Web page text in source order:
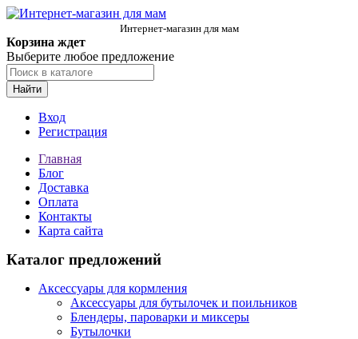
Интернет-магазин для мам
Корзина ждет
Выберите любое предложение
Найти
Вход
Регистрация
Главная
Блог
Доставка
Оплата
Контакты
Карта сайта
Каталог предложений
Аксессуары для кормления
Аксессуары для бутылочек и поильников
Блендеры, пароварки и миксеры
Бутылочки